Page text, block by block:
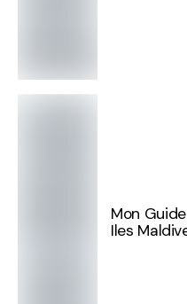
Mon
Iles